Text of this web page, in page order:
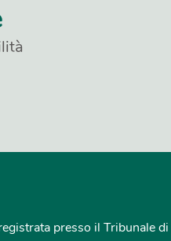
presso il Tribunale di